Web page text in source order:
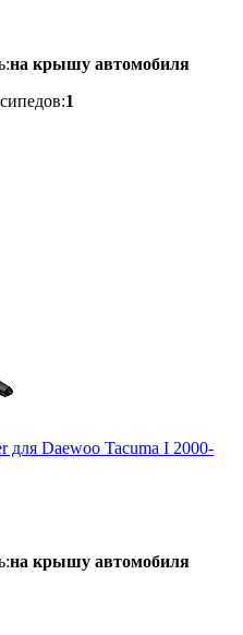
на крышу автомобиля
1
для Daewoo Tacuma I 2000-
на крышу автомобиля